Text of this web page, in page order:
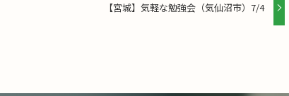
【宮城】気軽な勉強会（気仙沼市）7/4